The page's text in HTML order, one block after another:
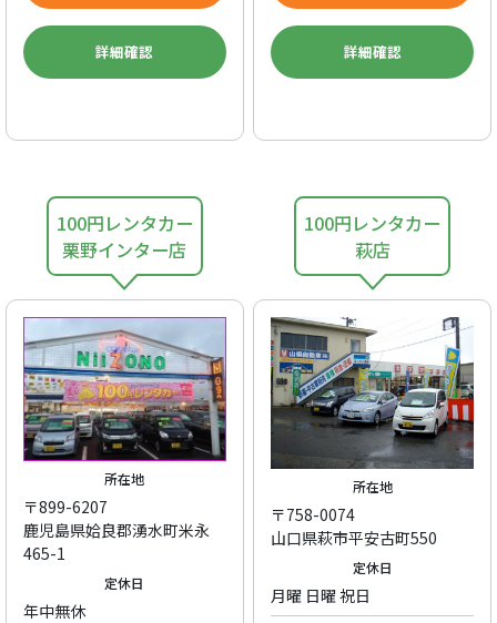
詳細確認 詳細確認
100円レンタカー
栗野インター店
所在地
〒899-6207
鹿児島県姶良郡湧水町米永
465-1
定休日
年中無休
100円レンタカー
萩店
所在地
〒758-0074
山口県萩市平安古町550
定休日
月曜 日曜 祝日